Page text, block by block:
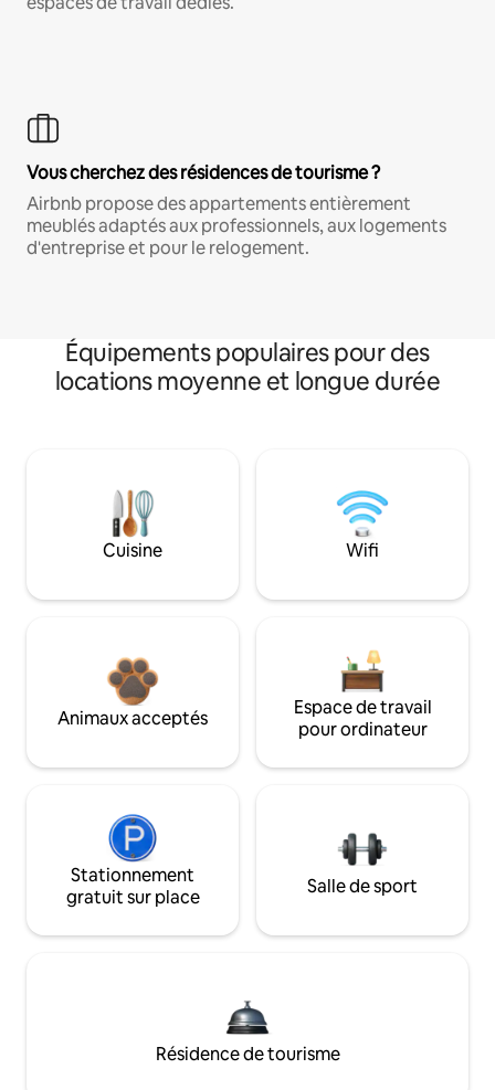
Vous cherchez des résidences de tourisme ?
Airbnb propose des appartements entièrement
meublés adaptés aux professionnels, aux logements
d'entreprise et pour le relogement.
Équipements populaires pour des
locations moyenne et longue durée
Cuisine Wifi
Animaux acceptés
Espace de travail
pour ordinateur
Stationnement
gratuit sur place
Salle de sport
Résidence de tourisme